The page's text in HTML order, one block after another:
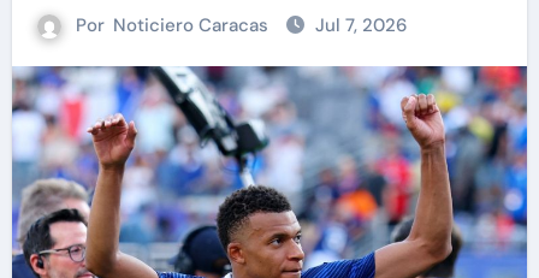
Por Noticiero Caracas Jul 7, 2026